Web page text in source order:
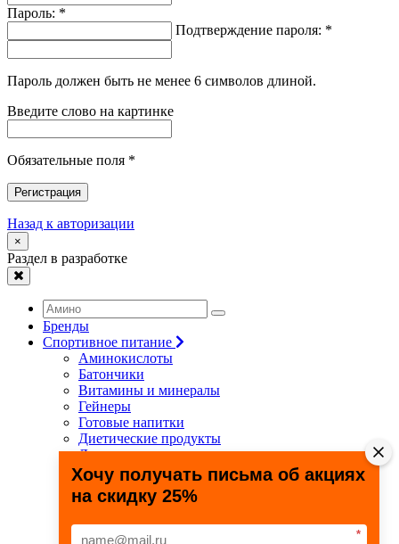
Пароль: *
Подтверждение пароля: *
Пароль должен быть не менее 6 символов длиной.
Введите слово на картинке
Обязательные поля *
Регистрация
Назад к авторизации
×
Раздел в разработке
Бренды
Спортивное питание
Аминокислоты
Батончики
Витамины и минералы
Гейнеры
Готовые напитки
Диетические продукты
Для связок и суставов
Жиросжигатели
Здоровье и долголетие
Креатин
Специальные препараты
Хочу получать письма об акциях
на скидку 25%
*